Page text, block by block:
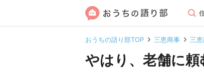
おうちの語り部TOP 三恵商事 三
やはり、老舗に頼